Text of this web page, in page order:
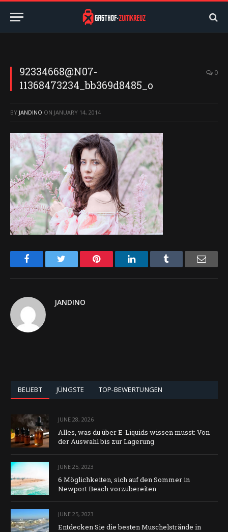
92334668@N07-
11368473234_bb369d8485_o
0
BY JANDINO ON JANUARY 14, 2014
Facebook Pinterest LinkedIn Email
JANDINO
BELIEBT JÜNGSTE TOP-BEWERTUNGEN
JUNE 28, 2026
Alles, was du über E-Liquids wissen musst: Von
der Auswahl bis zur Lagerung
JUNE 25, 2023
6 Möglichkeiten, sich auf den Sommer in
Newport Beach vorzubereiten
JUNE 25, 2023
Entdecken Sie die besten Muschelstrände in